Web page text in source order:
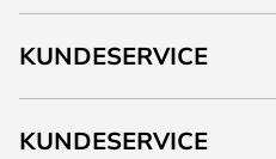
KUNDESERVICE
KUNDESERVICE